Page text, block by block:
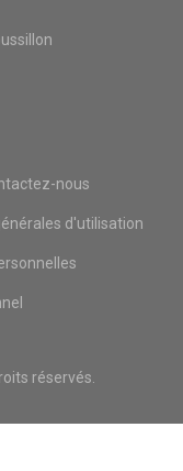
nous
d'utilisation
réservés.